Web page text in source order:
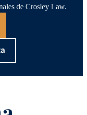
de Crosley Law.